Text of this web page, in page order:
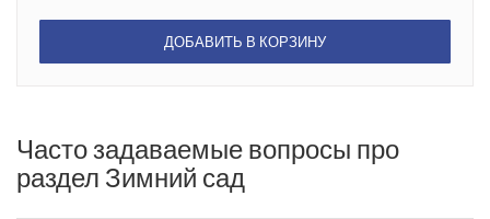
ДОБАВИТЬ В КОРЗИНУ
Часто задаваемые вопросы про
раздел Зимний сад